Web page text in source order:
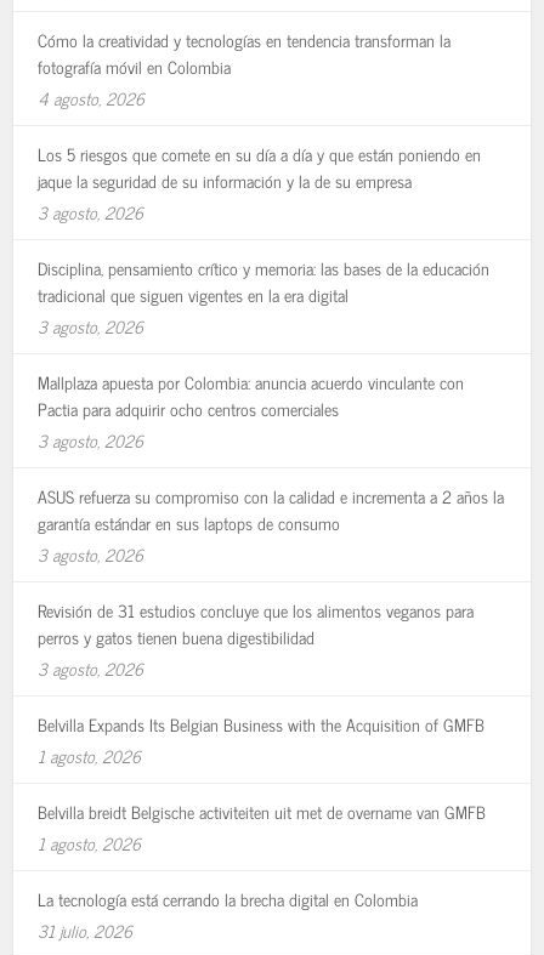
Cómo la creatividad y tecnologías en tendencia transforman la
fotografía móvil en Colombia
4 agosto, 2026
Los 5 riesgos que comete en su día a día y que están poniendo en
jaque la seguridad de su información y la de su empresa
3 agosto, 2026
Disciplina, pensamiento crítico y memoria: las bases de la educación
tradicional que siguen vigentes en la era digital
3 agosto, 2026
Mallplaza apuesta por Colombia: anuncia acuerdo vinculante con
Pactia para adquirir ocho centros comerciales
3 agosto, 2026
ASUS refuerza su compromiso con la calidad e incrementa a 2 años la
garantía estándar en sus laptops de consumo
3 agosto, 2026
Revisión de 31 estudios concluye que los alimentos veganos para
perros y gatos tienen buena digestibilidad
3 agosto, 2026
Belvilla Expands Its Belgian Business with the Acquisition of GMFB
1 agosto, 2026
Belvilla breidt Belgische activiteiten uit met de overname van GMFB
1 agosto, 2026
La tecnología está cerrando la brecha digital en Colombia
31 julio, 2026